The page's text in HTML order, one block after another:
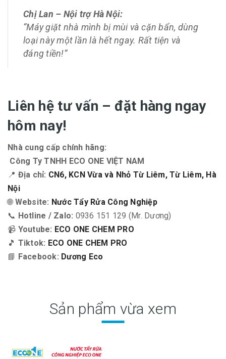
Chị Lan – Nội trợ Hà Nội:
“Máy giặt nhà mình bị mùi và cặn bẩn, dùng
loại này một lần là hết ngay. Rất tiện và
đáng tiền!”
Liên hệ tư vấn – đặt hàng ngay
hôm nay!
Nhà cung cấp chính hãng:
Công Ty TNHH ECO ONE VIỆT NAM
📍 Địa chỉ: CN6, KCN Vừa và Nhỏ Từ Liêm, Từ Liêm, Hà
Nội
🌐 Website: Nước Tẩy Rửa Công Nghiệp
📞 Hotline / Zalo: 0936 151 129 (Mr. Dương)
📹 Youtube: ECO ONE CHEM PRO
🎵 Tiktok: ECO ONE CHEM PRO
📘 Facebook: Dương Eco
Sản phẩm vừa xem